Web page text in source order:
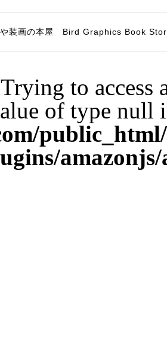
装画の本屋 Bird Graphics Book
to access
of type null